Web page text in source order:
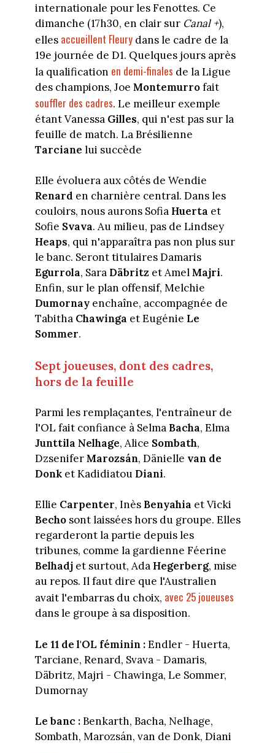
internationale pour les Fenottes. Ce
dimanche (17h30, en clair sur Canal +),
elles accueillent Fleurydans le cadre de la
19e journée de D1. Quelques jours après
la qualification en demi-finales de la Ligue
des champions, Joe Montemurrofait
souffler des cadres. Le meilleur exemple
étant Vanessa Gilles, qui n'est pas sur la
feuille de match. La Brésilienne
Tarciane lui succède
Elle évoluera aux côtés de Wendie
Renard en charnière central. Dans les
couloirs, nous aurons Sofia Huerta et
Sofie Svava. Au milieu, pas de Lindsey
Heaps, qui n'apparaîtra pas non plus sur
le banc. Seront titulaires Damaris
Egurrola, Sara Däbritz et AmelMajri.
Enfin, sur le plan offensif, Melchie
Dumornay enchaîne, accompagnée de
Tabitha Chawinga et Eugénie Le
Sommer.
Sept joueuses, dont des cadres,
hors de la feuille
Parmi les remplaçantes, l'entraîneur de
l'OL fait confiance à Selma Bacha, Elma
Junttila Nelhage, Alice Sombath,
DzseniferMarozsán, Dänielle van de
Donket Kadidiatou Diani.
Ellie Carpenter, Inès Benyahia et Vicki
Bechosont laissées hors du groupe. Elles
regarderont la partie depuis les
tribunes, comme la gardienne Féerine
Belhadjet surtout, Ada Hegerberg, mise
au repos. Il faut dire que l'Australien
avait l'embarras du choix, avec 25 joueuses
dans le groupe à sa disposition.
Le 11 de l'OL féminin :Endler - Huerta,
Tarciane, Renard, Svava - Damaris,
Däbritz, Majri - Chawinga, Le Sommer,
Dumornay
Le banc :Benkarth, Bacha, Nelhage,
Sombath, Marozsán, van de Donk, Diani